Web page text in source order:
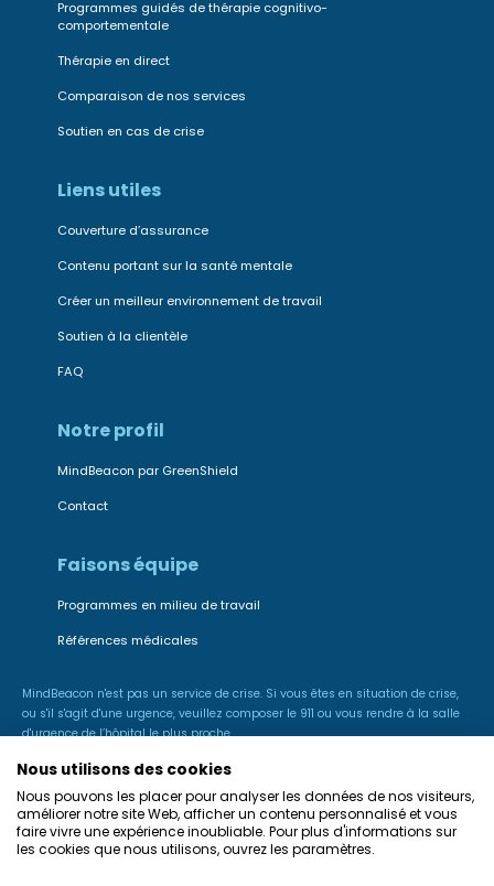
Programmes guidés de thérapie cognitivo-
comportementale
Thérapie en direct
Comparaison de nos services
Soutien en cas de crise
Liens utiles
Couverture d’assurance
Contenu portant sur la santé mentale
Créer un meilleur environnement de travail
Soutien à la clientèle
FAQ
Notre profil
MindBeacon par GreenShield
Contact
Faisons équipe
Programmes en milieu de travail
Références médicales
MindBeacon n'est pas un service de crise. Si vous êtes en situation de crise,
ou s'il s'agit d'une urgence, veuillez composer le 911 ou vous rendre à la salle
d'urgence de l’hôpital le plus proche.
Nous utilisons des cookies
Nous pouvons les placer pour analyser les données de nos visiteurs,
améliorer notre site Web, afficher un contenu personnalisé et vous
faire vivre une expérience inoubliable. Pour plus d'informations sur
les cookies que nous utilisons, ouvrez les paramètres.